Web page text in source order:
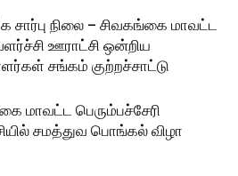
சார்பு நிலை – சிவகங்கை மாவட்ட
ஊராட்சி ஒன்றிய
சங்கம் குற்றச்சாட்டு
மாவட்ட பெரும்பச்சேரி
சமத்துவ பொங்கல் விழா